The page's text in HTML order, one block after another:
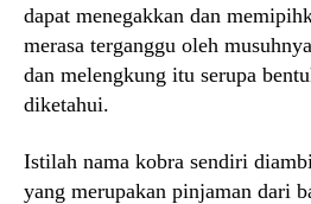
dapat menegakkan dan
merasa terganggu oleh
dan melengkung itu serupa
diketahui.
Istilah nama kobra sendiri
yang merupakan pinjaman dari